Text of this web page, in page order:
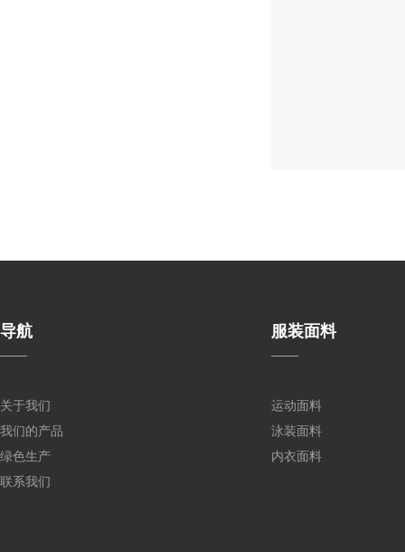
导航
关于我们
我们的产品
绿色生产
联系我们
服装面料
运动面料
泳装面料
内衣面料